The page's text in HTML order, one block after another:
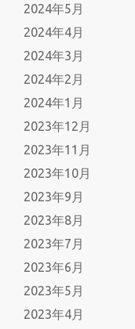
2024年5月
2024年4月
2024年3月
2024年2月
2024年1月
2023年12月
2023年11月
2023年10月
2023年9月
2023年8月
2023年7月
2023年6月
2023年5月
2023年4月